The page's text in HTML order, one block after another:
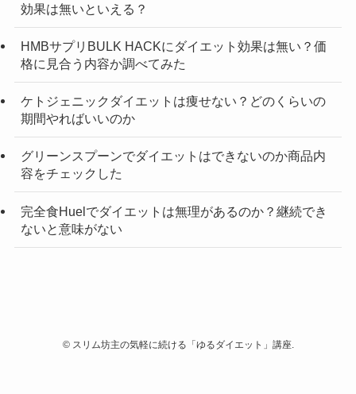
効果は無いといえる？
HMBサプリBULK HACKにダイエット効果は無い？価
格に見合う内容か調べてみた
ケトジェニックダイエットは痩せない？どのくらいの
期間やればいいのか
グリーンスプーンでダイエットはできないのか商品内
容をチェックした
完全食Huelでダイエットは無理があるのか？継続でき
ないと意味がない
©スリム坊主の気軽に続ける「ゆるダイエット」講座.